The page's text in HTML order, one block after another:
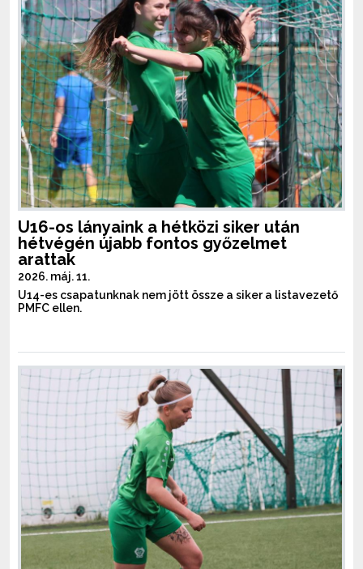
U16-os lányaink a hétközi siker után
hétvégén újabb fontos győzelmet
arattak
2026. máj. 11.
U14-es csapatunknak nem jött össze a siker a listavezető
PMFC ellen.